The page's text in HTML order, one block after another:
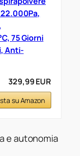
75 Giorni
Anti-
329,99 EUR
su Amazon
e autonomia